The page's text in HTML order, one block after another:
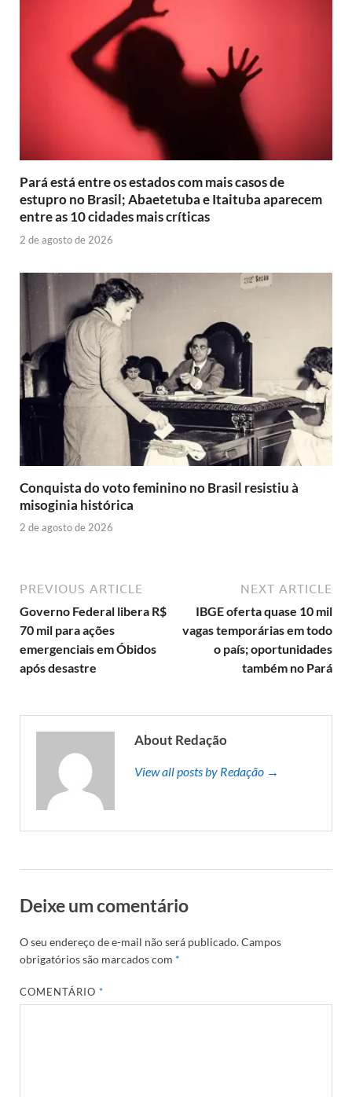
Pará está entre os estados com mais casos de
estupro no Brasil; Abaetetuba e Itaituba aparecem
entre as 10 cidades mais críticas
2 de agosto de 2026
Conquista do voto feminino no Brasil resistiu à
misoginia histórica
2 de agosto de 2026
PREVIOUS ARTICLE
Governo Federal libera R$
70 mil para ações
emergenciais em Óbidos
após desastre
NEXT ARTICLE
IBGE oferta quase 10 mil
vagas temporárias em todo
o país; oportunidades
também no Pará
About Redação
View all posts by Redação →
Deixe um comentário
O seu endereço de e-mail não será publicado.Campos
obrigatórios são marcados com *
COMENTÁRIO*